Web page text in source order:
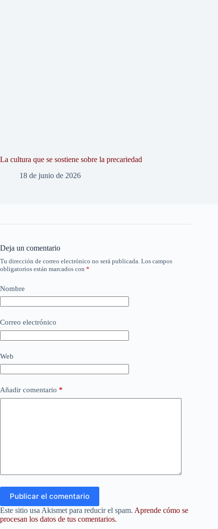
La cultura que se sostiene sobre la precariedad
18 de junio de 2026
Deja un comentario
Tu dirección de correo electrónico no será publicada. Los campos
obligatorios están marcados con *
Nombre
Correo electrónico
Web
Añadir comentario *
Publicar el comentario
Este sitio usa Akismet para reducir el spam. Aprende cómo se
procesan los datos de tus comentarios.